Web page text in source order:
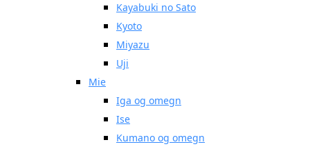
Kayabuki no Sato
Kyoto
Miyazu
Uji
Mie
Iga og omegn
Ise
Kumano og omegn